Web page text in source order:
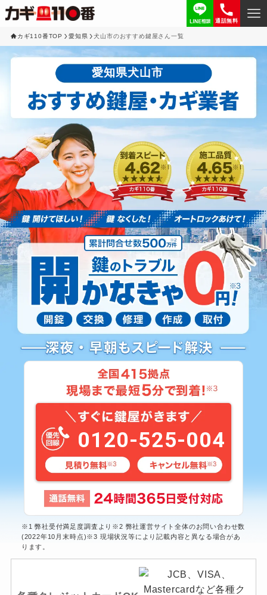
通話無料
カギ110番TOP 愛知県 犬山市のおすすめ鍵屋さん一覧
愛知県犬山市
0120-525-004
※1 弊社受付満足度調査より※2 弊社運営サイト全体のお問い合わせ数
(2022年10月末時点)※3 現場状況等により記載内容と異なる場合があ
ります。